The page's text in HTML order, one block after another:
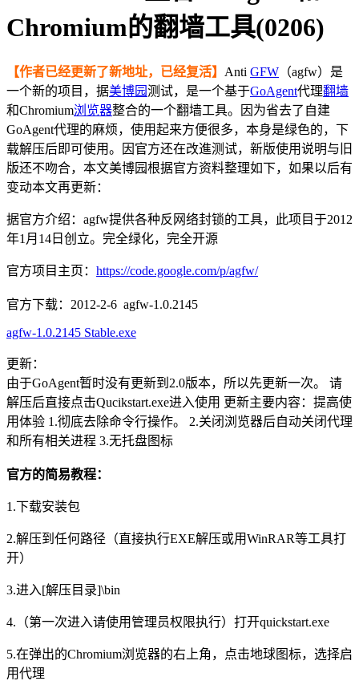
Chromium的翻墙工具(0206)
【作者已经更新了新地址，已经复活】 Anti GFW （agfw）是
一个新的项目，据美博园测试，是一个基于GoAgent代理翻墙
和Chromium浏览器整合的一个翻墙工具。因为省去了自建
GoAgent代理的麻烦，使用起来方便很多，本身是绿色的，下
载解压后即可使用。因官方还在改進测试，新版使用说明与旧
版还不吻合，本文美博园根据官方资料整理如下，如果以后有
变动本文再更新：
据官方介绍：agfw提供各种反网络封锁的工具，此项目于2012
年1月14日创立。完全绿化，完全开源
官方项目主页： https://code.google.com/p/agfw/
官方下载：2012-2-6 agfw-1.0.2145
agfw-1.0.2145 Stable.exe
更新：
由于GoAgent暂时没有更新到2.0版本，所以先更新一次。 请
解压后直接点击Qucikstart.exe进入使用 更新主要内容：提高使
用体验 1.彻底去除命令行操作。 2.关闭浏览器后自动关闭代理
和所有相关进程 3.无托盘图标
官方的简易教程：
1.下载安装包
2.解压到任何路径（直接执行EXE解压或用WinRAR等工具打
开）
3.进入[解压目录]\bin
4.（第一次进入请使用管理员权限执行）打开quickstart.exe
5.在弹出的Chromium浏览器的右上角，点击地球图标，选择启
用代理